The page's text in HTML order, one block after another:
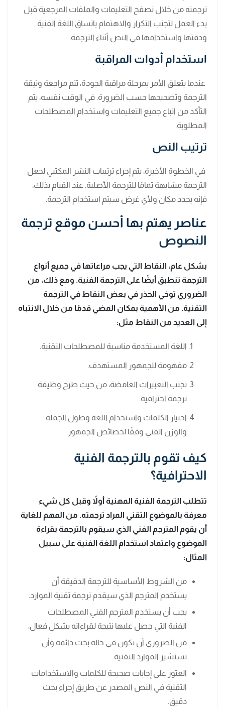
ترجمته من خلال تصفح التعليمات والملفات المرجعية قبل
بدء العمل لتجنب التكرار والاهتمام باتساق اللغة الفنية
ودقتها واستخدامها في النص أثناء الترجمة.
استخدام أدوات المراقبة
عندما يتعلق الأمر بمرحلة مراقبة الجودة، تتم مراجعة وثيقة
الترجمة وتصحيحها حسب الضرورة. في الوقت نفسه، يتم
التأكد من اتباع جميع التعليمات واستخدام المصطلحات
المطلوبة.
ترتيب النص
في الخطوة الأخيرة، يتم إجراء ترتيبات النشر المكتبي لجعل
الترجمة مشابهة تمامًا للترجمة الأصلية. عند القيام بذلك،
فإنه يحدد مكان ولأي غرض سيتم استخدام الترجمة.
عناصر يهتم بها أحسن موقع ترجمة
النصوص
بشكل عام، النقاط التي يجب مراعاتها في جميع أنواع
الترجمة تنطبق أيضًا على الترجمة الفنية. ومع ذلك، من
الضروري توخي الحذر في بعض النقاط في الترجمة
التقنية. من الأهمية بمكان المضي قدمًا من خلال الانتباه
إلى العديد من النقاط مثل:
اللغة المستخدمة مناسبة للمصطلحات التقنية.
مفهومة للجمهور المستهدف.
تجنب التعبيرات الغامضة، من حيث طرح وظيفة
ترجمة احترافية.
اختيار الكلمات واستخدام اللغة وطول الجملة
والوزن الفني وفقًا لخصائص الجمهور.
كيف تقوم بالترجمة الفنية
الاحترافية؟
تتطلب الترجمة الفنية المهنية أولاً وقبل كل شيء
معرفة بالموضوع التقني المراد ترجمته. من المهم للغاية
أن يقوم المترجم الفني الذي سيقوم بالترجمة بقراءة
الموضوع واعتماد استخدام اللغة الفنية على سبيل
المثال:
من الشروط الأساسية للترجمة الدقيقة أن
يستخدم المترجم الذي سيقدم ترجمة تقنية الموارد.
يجب أن يستخدم المترجم الفني المصطلحات
الفنية التي حصل عليها نتيجة لقراءاته بشكل فعال،
من الضروري أن تكون في حالة بحث دائمة وأن
تستشير الموارد التقنية.
العثور على إجابات صحيحة للكلمات والاستخدامات
التقنية في النص المصدر عن طريق إجراء بحث
دقيق.